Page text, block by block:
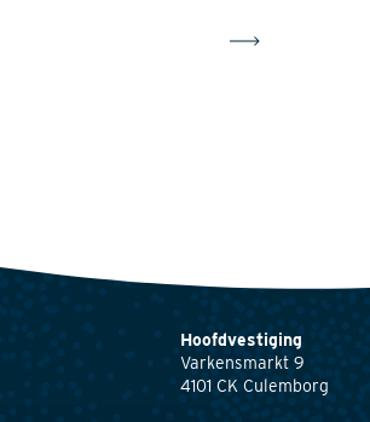
Hoofdvestiging
Varkensmarkt 9
4101 CK Culemborg